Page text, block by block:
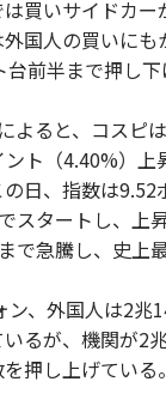
買いサイドカ
国人の買いにも
前半まで押し下
よると、コスピ
ト（4.40%）上
日、指数は9.52
スタートし、上
で急騰し、史上
ン、外国人は2兆
るが、機関が2
押し上げている。